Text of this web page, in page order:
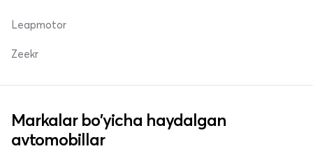
Leapmotor
Zeekr
Markalar bo'yicha haydalgan
avtomobillar